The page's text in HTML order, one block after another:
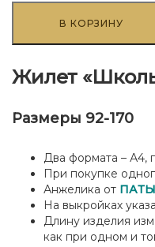
-
мальчики
В КОРЗИНУ
Жилет
Размеры 92-170
Два формата – А4,
При покупке
Анжелика от
На выкройках
Длину изделия
как при одном и